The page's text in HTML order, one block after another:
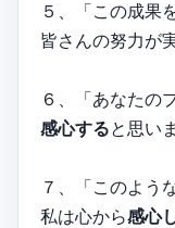
５、「この成果
皆さんの努力が
６、「あなたの
感心すると思い
７、「このよう
私は心から感心